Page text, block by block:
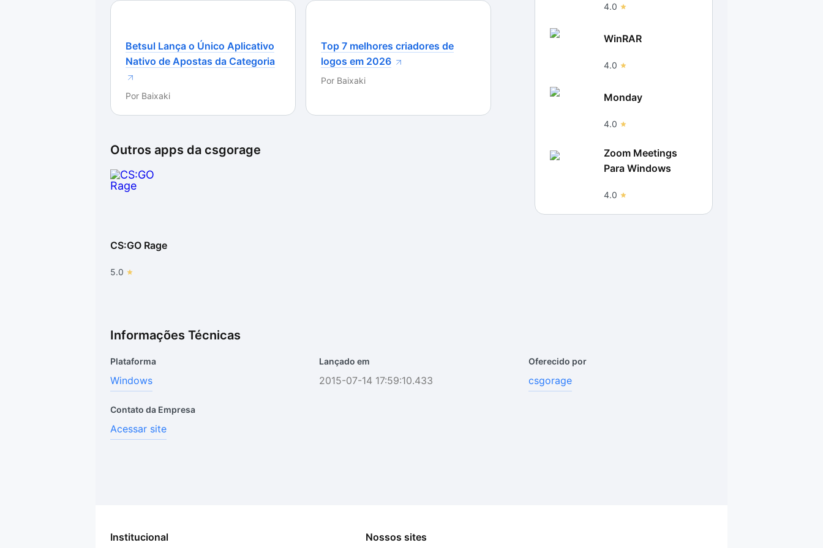
CS:GO Rage surge como uma alternativa para quem quer ganhar itens raros do CS:GO,
moderador brasileiro Araripe revelou que o site já premiou mais de 1500 jogadores.
Betsul Lança o Único Aplicativo
Nativo de Apostas da Categoria
Por Baixaki
Top 7 melhores criadores de
logos em 2026
Por Baixaki
Outros apps da csgorage
CS:GO Rage
5.0
4.0
WinRAR
4.0
Monday
4.0
Zoom Meetings
Para Windows
4.0
Informações Técnicas
Plataforma
Windows
Lançado em
2015-07-14 17:59:10.433
Oferecido por
csgorage
Contato da Empresa
Acessar site
Institucional Nossos sites